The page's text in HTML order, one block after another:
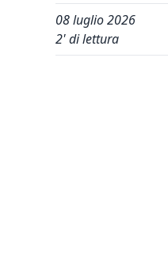
08 luglio 2026
2' di lettura